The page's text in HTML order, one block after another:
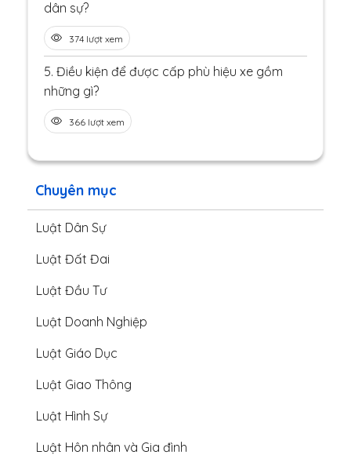
Chuyên mục
Luật Dân Sự
Luật Đất Đai
Luật Đầu Tư
Luật Doanh Nghiệp
Luật Giáo Dục
Luật Giao Thông
Luật Hình Sự
Luật Hôn nhân và Gia đình
dân sự?
374 lượt xem
5. Điều kiện để được cấp phù hiệu xe gồm
những gì?
366 lượt xem